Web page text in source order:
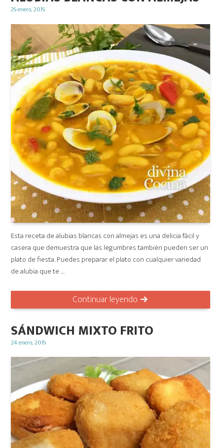
Posted
29 enero, 2019
Esta receta de alubias blancas con almejas es una delicia fácil y
casera que demuestra que las legumbres también pueden ser un
plato de fiesta. Puedes preparar el plato con cualquier variedad
de alubia que te …
Continuar leyendo
SÁNDWICH MIXTO FRITO
Posted
24 enero, 2019